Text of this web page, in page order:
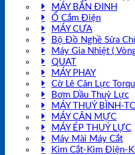
MÁY BẮN ĐINH
Ổ Cắm Điện
MÁY CƯA
Bộ Đồ Nghề Sửa
Máy Gia Nhiệt (
QUẠT
MÁY PHAY
Cờ Lê Cân Lực
Bơm Dầu Thuỷ Lực
MÁY THUỶ BÌNH-
MÁY CÂN MỰC
MÁY ÉP THUỶ LỰC
Máy Mài Máy Cắt
Kìm Cắt-Kìm Điện-